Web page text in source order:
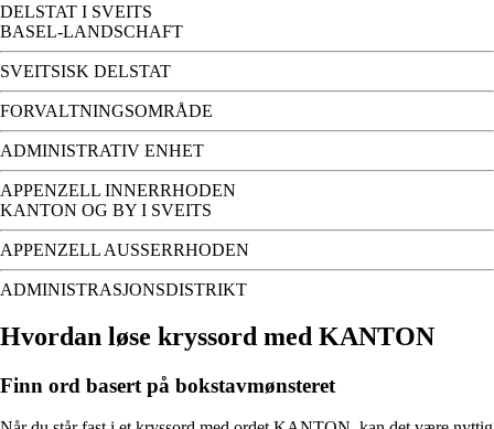
DELSTAT I SVEITS
BASEL-LANDSCHAFT
SVEITSISK DELSTAT
FORVALTNINGSOMRÅDE
ADMINISTRATIV ENHET
APPENZELL INNERRHODEN
KANTON OG BY I SVEITS
APPENZELL AUSSERRHODEN
ADMINISTRASJONSDISTRIKT
Hvordan løse kryssord med KANTON
Finn ord basert på bokstavmønsteret